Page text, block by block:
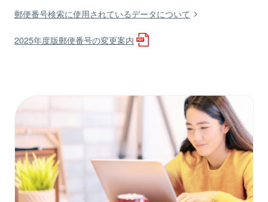
郵便番号検索に使用されているデータについて
2025年度版郵便番号の変更案内